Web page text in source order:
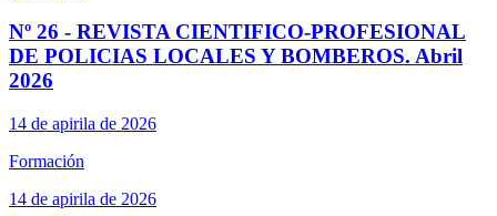
Nº 26 - REVISTA CIENTIFICO-PROFESIONAL
DE POLICIAS LOCALES Y BOMBEROS. Abril
2026
14 de apirila de 2026
Formación
14 de apirila de 2026